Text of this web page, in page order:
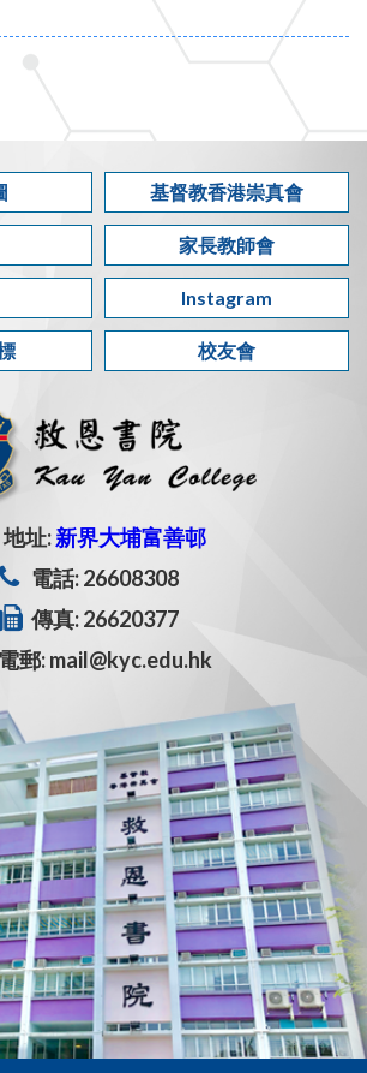
基督教香港崇真會
家長教師會
Instagram
校友會
地址:新界大埔富善邨
電話: 26608308
傳真: 26620377
電郵: mail@kyc.edu.hk